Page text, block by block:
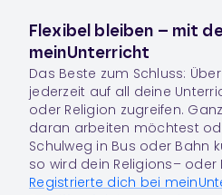
Flexibel bleiben – mit
meinUnterricht
Das Beste zum Schluss:
jeder­zeit auf all deine
oder Religion zugrei­fen.
daran arbei­ten möchtest
Schulweg in Bus oder Bahn
so wird dein Religions– oder
Registrierte dich bei